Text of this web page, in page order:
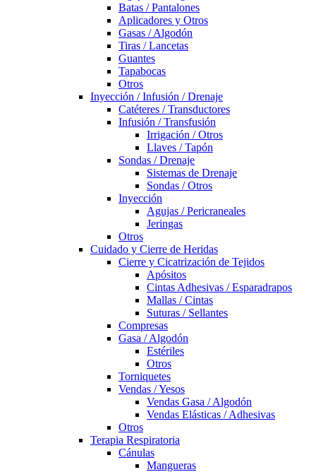
Batas / Pantalones
Aplicadores y Otros
Gasas / Algodón
Tiras / Lancetas
Guantes
Tapabocas
Otros
Inyección / Infusión / Drenaje
Catéteres / Transductores
Infusión / Transfusión
Irrigación / Otros
Llaves / Tapón
Sondas / Drenaje
Sistemas de Drenaje
Sondas / Otros
Inyección
Agujas / Pericraneales
Jeringas
Otros
Cuidado y Cierre de Heridas
Cierre y Cicatrización de Tejidos
Apósitos
Cintas Adhesivas / Esparadrapos
Mallas / Cintas
Suturas / Sellantes
Compresas
Gasa / Algodón
Estériles
Otros
Torniquetes
Vendas / Yesos
Vendas Gasa / Algodón
Vendas Elásticas / Adhesivas
Otros
Terapia Respiratoria
Cánulas
Mangueras